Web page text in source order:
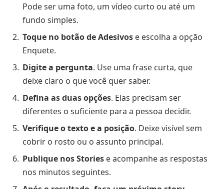
Pode ser uma foto, um vídeo curto ou até um
fundo simples.
Toque no botão de Adesivos e escolha a opção
Enquete.
Digite a pergunta. Use uma frase curta, que
deixe claro o que você quer saber.
Defina as duas opções. Elas precisam ser
diferentes o suficiente para a pessoa decidir.
Verifique o texto e a posição. Deixe visível sem
cobrir o rosto ou o assunto principal.
Publique nos Stories e acompanhe as respostas
nos minutos seguintes.